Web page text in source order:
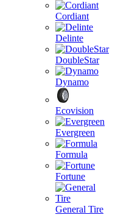
Cordiant
Delinte
DoubleStar
Dynamo
Ecovision
Evergreen
Formula
Fortune
General Tire